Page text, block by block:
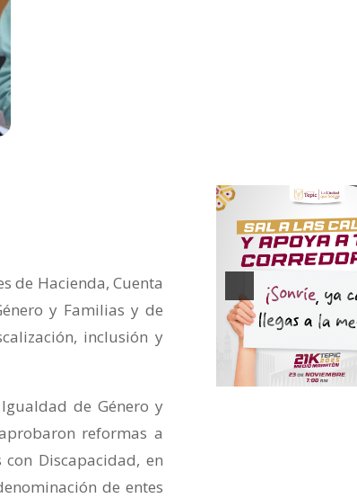
de Hacienda, Cuenta
y Familias y de
inclusión y
de Género y
reformas a
Discapacidad, en
de entes